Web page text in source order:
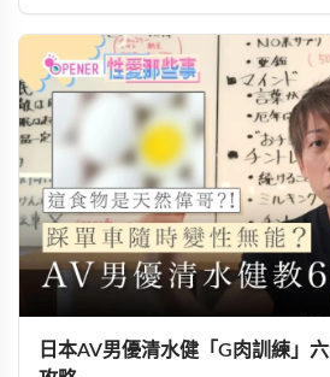
日本AV男優清水健「G肉訓練」